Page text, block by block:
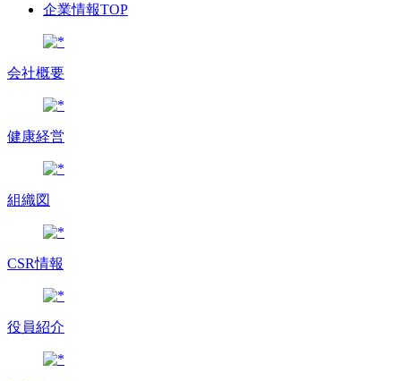
企業情報TOP
会社概要
健康経営
組織図
CSR情報
役員紹介